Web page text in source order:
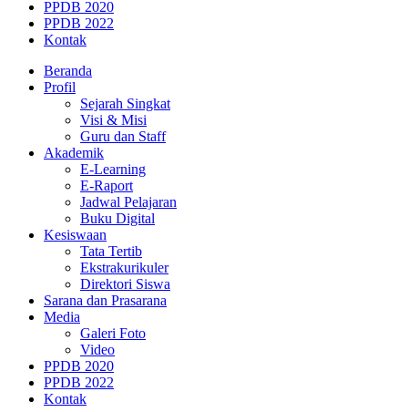
PPDB 2020
PPDB 2022
Kontak
Beranda
Profil
Sejarah Singkat
Visi & Misi
Guru dan Staff
Akademik
E-Learning
E-Raport
Jadwal Pelajaran
Buku Digital
Kesiswaan
Tata Tertib
Ekstrakurikuler
Direktori Siswa
Sarana dan Prasarana
Media
Galeri Foto
Video
PPDB 2020
PPDB 2022
Kontak